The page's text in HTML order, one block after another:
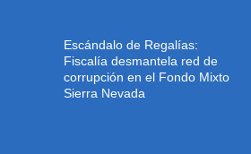
Escándalo de Regalías:
Fiscalía desmantela red de
corrupción en el Fondo Mixto
Sierra Nevada